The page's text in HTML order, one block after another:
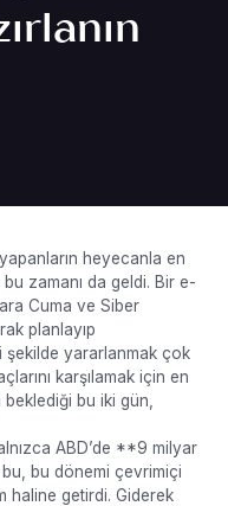
heyecanla en
bu zamanı da geldi. Bir e-
Cuma ve Siber
planlayıp
yararlanmak çok
karşılamak için en
beklediği bu iki gün,
ABD’de **9 milyar
bu dönemi çevrimiçi
haline getirdi. Giderek